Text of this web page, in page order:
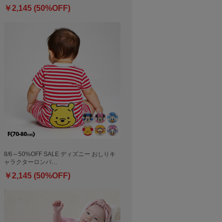
￥2,145 (50%OFF)
8/6～50%OFF SALE ディズニー おしりキ
ャラクターロンパ…
￥2,145 (50%OFF)